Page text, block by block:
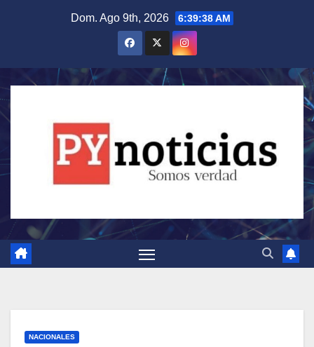
Dom. Ago 9th, 2026 6:39:39 AM
NACIONALES